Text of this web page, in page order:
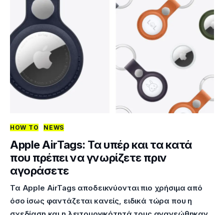
HOW TO NEWS
Apple AirTags: Τα υπέρ και τα κατά
που πρέπει να γνωρίζετε πριν
αγοράσετε
Τα Apple AirTags αποδεικνύονται πιο χρήσιμα από
όσο ίσως φαντάζεται κανείς, ειδικά τώρα που η